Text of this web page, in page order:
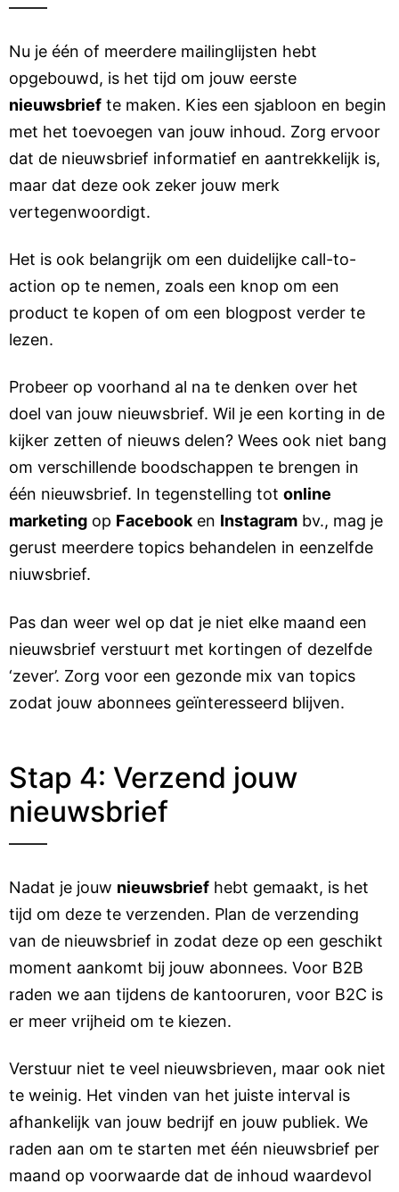
Nu je één of meerdere mailinglijsten hebt
opgebouwd, is het tijd om jouw eerste
nieuwsbrief te maken. Kies een sjabloon en begin
met het toevoegen van jouw inhoud. Zorg ervoor
dat de nieuwsbrief informatief en aantrekkelijk is,
maar dat deze ook zeker jouw merk
vertegenwoordigt.
Het is ook belangrijk om een duidelijke call-to-
action op te nemen, zoals een knop om een ​​
product te kopen of om een ​​blogpost verder te
lezen.
Probeer op voorhand al na te denken over het
doel van jouw nieuwsbrief. Wil je een korting in de
kijker zetten of nieuws delen? Wees ook niet bang
om verschillende boodschappen te brengen in
één nieuwsbrief. In tegenstelling tot online
marketing op Facebooken Instagram bv., mag je
gerust meerdere topics behandelen in eenzelfde
niuwsbrief.
Pas dan weer wel op dat je niet elke maand een
nieuwsbrief verstuurt met kortingen of dezelfde
‘zever’. Zorg voor een gezonde mix van topics
zodat jouw abonnees geïnteresseerd blijven.
Stap 4: Verzend jouw
nieuwsbrief
Nadat je jouw nieuwsbrief hebt gemaakt, is het
tijd om deze te verzenden. Plan de verzending
van de nieuwsbrief in zodat deze op een geschikt
moment aankomt bij jouw abonnees. Voor B2B
raden we aan tijdens de kantooruren, voor B2C is
er meer vrijheid om te kiezen.
Verstuur niet te veel nieuwsbrieven, maar ook niet
te weinig. Het vinden van het juiste interval is
afhankelijk van jouw bedrijf en jouw publiek. We
raden aan om te starten met één nieuwsbrief per
maand op voorwaarde dat de inhoud waardevol